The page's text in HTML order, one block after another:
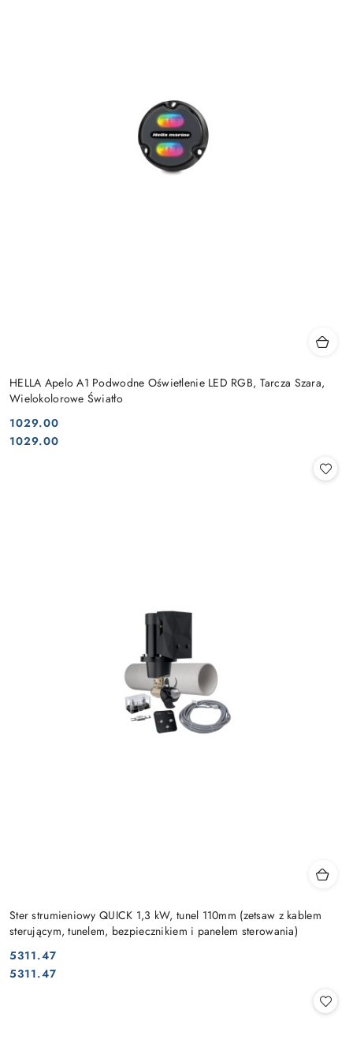
HELLA Apelo A1 Podwodne Oświetlenie LED RGB, Tarcza Szara,
Wielokolorowe Światło
Cena:
1029.00
Cena:
1029.00
Ster strumieniowy QUICK 1,3 kW, tunel 110mm (zetsaw z kablem
sterującym, tunelem, bezpiecznikiem i panelem sterowania)
Cena:
5311.47
Cena:
5311.47